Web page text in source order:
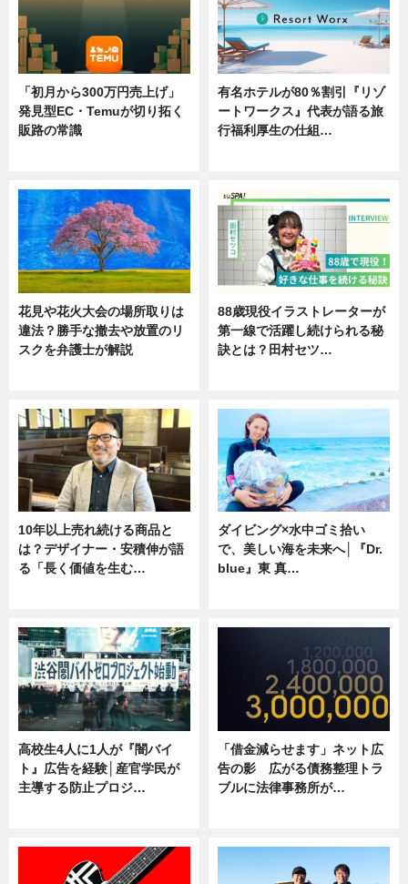
「初月から300万円売上げ」
発見型EC・Temuが切り拓く
販路の常識
有名ホテルが80％割引『リゾ
ートワークス』代表が語る旅
行福利厚生の仕組…
花見や花火大会の場所取りは
違法？勝手な撤去や放置のリ
スクを弁護士が解説
88歳現役イラストレーターが
第一線で活躍し続けられる秘
訣とは？田村セツ…
10年以上売れ続ける商品と
は？デザイナー・安積伸が語
る「長く価値を生む…
ダイビング×水中ゴミ拾い
で、美しい海を未来へ│『Dr.
blue』東 真…
高校生4人に1人が『闇バイ
ト』広告を経験│産官学民が
主導する防止プロジ…
「借金減らせます」ネット広
告の影 広がる債務整理トラ
ブルに法律事務所が…